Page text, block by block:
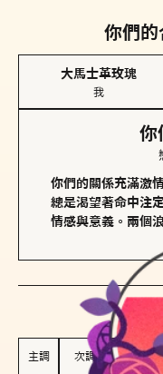
你們的
大馬士革玫瑰
我
你
你們的關係充滿激
總是渴望著命中注
情感與意義。兩個
對方
主調 次調